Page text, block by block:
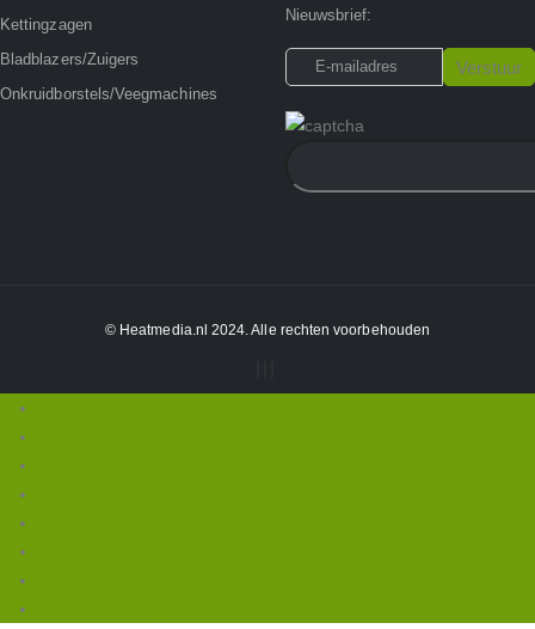
Kettingzagen
Bladblazers/Zuigers
Onkruidborstels/Veegmachines
Nieuwsbrief:
© Heatmedia.nl 2024. Alle rechten voorbehouden